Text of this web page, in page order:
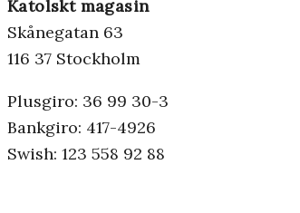
Katolskt magasin
Skånegatan 63
116 37 Stockholm
Plusgiro: 36 99 30-3
Bankgiro: 417-4926
Swish: 123 558 92 88